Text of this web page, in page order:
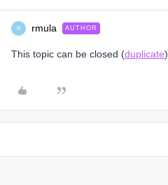
R rmula AUTHOR
This topic can be closed (duplicate)